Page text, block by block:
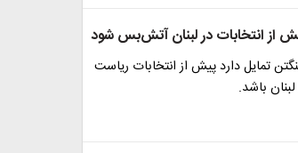
از انتخابات در لبنان آتش‌بس شود
تمایل دارد پیش از انتخابات ریاست
باشد.